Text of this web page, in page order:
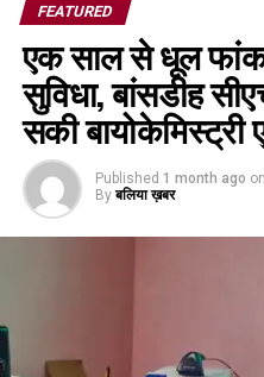
FEATURED
एक साल से धूल फांक
सुविधा, बांसडीह
सकी बायोकेमिस्ट्री
Published 1 month ago on
By बलिया ख़बर